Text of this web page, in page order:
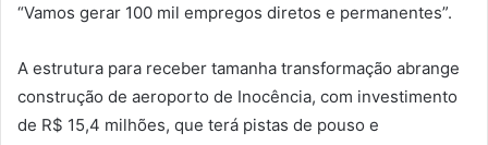
“Vamos gerar 100 mil empregos diretos e permanentes”.
A estrutura para receber tamanha transformação abrange
construção de aeroporto de Inocência, com investimento
de R$ 15,4 milhões, que terá pistas de pouso e